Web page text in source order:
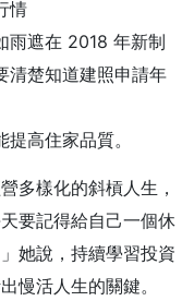
情
雨遮在 2018 年新制
清楚知道建照申請年
高住家品質。
多樣化的斜槓人生，
要記得給自己一個休
她說，持續學習投資
慢活人生的關鍵。